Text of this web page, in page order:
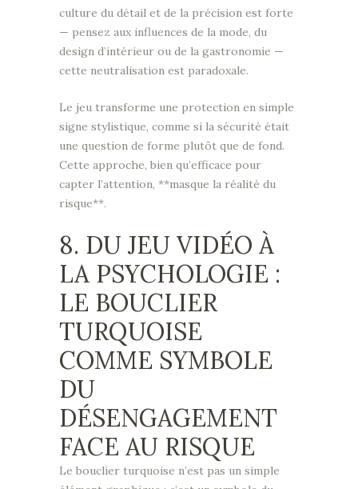
culture du détail et de la précision est forte
— pensez aux influences de la mode, du
design d’intérieur ou de la gastronomie —
cette neutralisation est paradoxale.
Le jeu transforme une protection en simple
signe stylistique, comme si la sécurité était
une question de forme plutôt que de fond.
Cette approche, bien qu’efficace pour
capter l’attention, **masque la réalité du
risque**.
8. DU JEU VIDÉO À
LA PSYCHOLOGIE :
LE BOUCLIER
TURQUOISE
COMME SYMBOLE
DU
DÉSENGAGEMENT
FACE AU RISQUE
Le bouclier turquoise n’est pas un simple